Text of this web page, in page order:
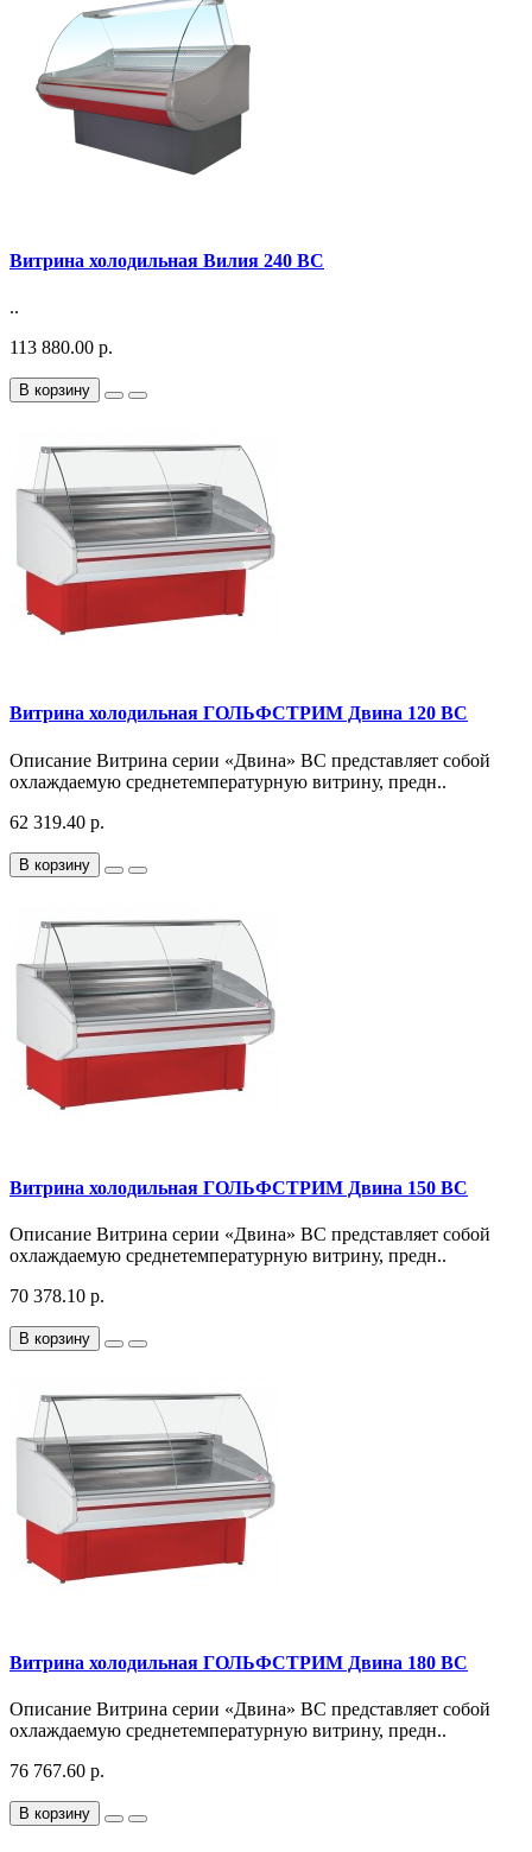
Витрина холодильная Вилия 240 ВС
..
113 880.00 р.
В корзину
Витрина холодильная ГОЛЬФСТРИМ Двина 120 ВС
Описание Витрина серии «Двина» ВС представляет собой
охлаждаемую среднетемпературную витрину, предн..
62 319.40 р.
В корзину
Витрина холодильная ГОЛЬФСТРИМ Двина 150 ВС
Описание Витрина серии «Двина» ВС представляет собой
охлаждаемую среднетемпературную витрину, предн..
70 378.10 р.
В корзину
Витрина холодильная ГОЛЬФСТРИМ Двина 180 ВС
Описание Витрина серии «Двина» ВС представляет собой
охлаждаемую среднетемпературную витрину, предн..
76 767.60 р.
В корзину